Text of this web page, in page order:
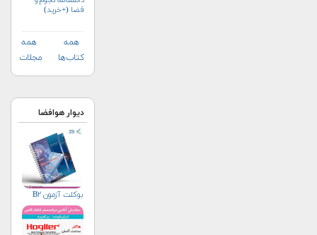
فضا (+خرید)
همه
کتاب‌ها
همه
مجلات
دیوار هوافضا
بوکلت آزمون B۲